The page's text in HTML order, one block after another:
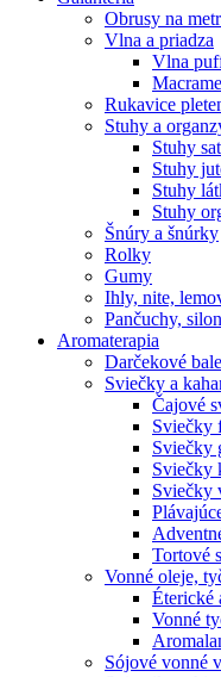
Obrusy na
Vlna a priadza
Vlna
Macrame
Rukavice
Stuhy a
Stuhy
Stuhy
Stuhy
Stuhy
Šnúry a šnúrky
Rolky
Gumy
Ihly, nite,
Pančuchy,
Aromaterapia
Darčekové
Sviečky a
Čajové
Sviečky
Sviečky
Sviečky
Sviečky
Tortové
Vonné oleje,
Éterické
Vonné
Sójové vonné